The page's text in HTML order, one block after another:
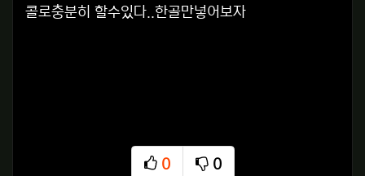
본문
콜로충분히 할수있다..한골만넣어보자
0
0